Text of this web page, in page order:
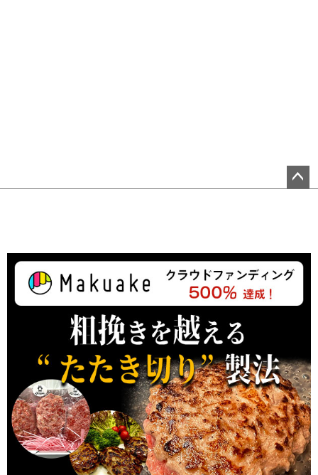
ト
ッ
へ